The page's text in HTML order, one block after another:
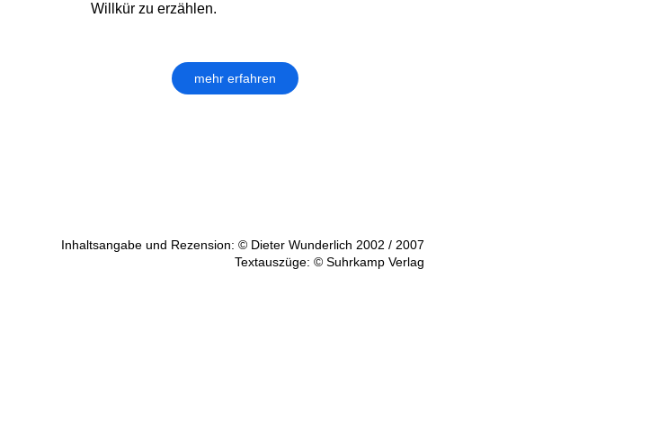
Willkür zu erzählen.
mehr erfahren
Inhaltsangabe und Rezension: © Dieter Wunderlich 2002 / 2007
Textauszüge: © Suhrkamp Verlag